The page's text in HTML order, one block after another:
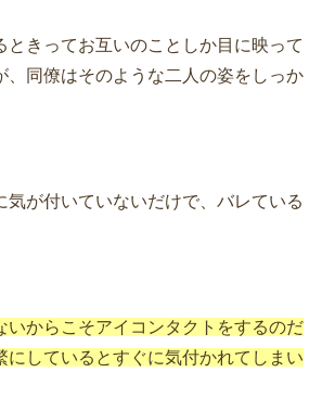
ときってお互いのことしか目に映って
、同僚はそのような二人の姿をしっか
気が付いていないだけで、バレている
いからこそアイコンタクトをするのだ
にしているとすぐに気付かれてしまい